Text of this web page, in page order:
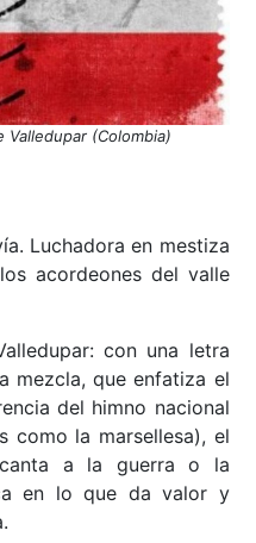
(Colombia)
Luchadora en mestiza
acordeones del valle
con una letra
mezcla, que enfatiza el
del himno nacional
como la marsellesa), el
a la guerra o la
en lo que da valor y